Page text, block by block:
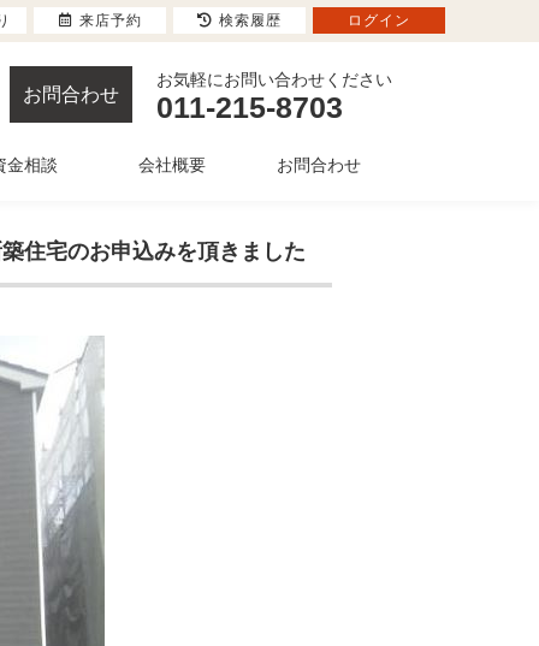
お問合わせ
お気軽にお問い合わせください
011-215-8703
金相談 会社概要 お問合わせ
宅のお申込みを頂きました
来店予約 検索履歴 ログイン